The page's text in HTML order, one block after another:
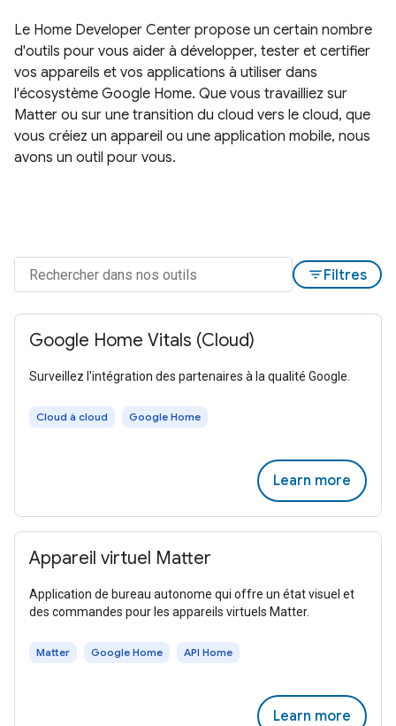
Le Home Developer Center propose un certain nombre
d'outils pour vous aider à développer, tester et certifier
vos appareils et vos applications à utiliser dans
l'écosystème Google Home. Que vous travailliez sur
Matter ou sur une transition du cloud vers le cloud, que
vous créiez un appareil ou une application mobile, nous
avons un outil pour vous.
filter_listFiltres
Google Home Vitals (Cloud)
Surveillez l'intégration des partenaires à la qualité Google.
Cloud à cloud Google Home
Learn more
Appareil virtuel Matter
Application de bureau autonome qui offre un état visuel et
des commandes pour les appareils virtuels Matter.
Matter Google Home API Home
Learn more